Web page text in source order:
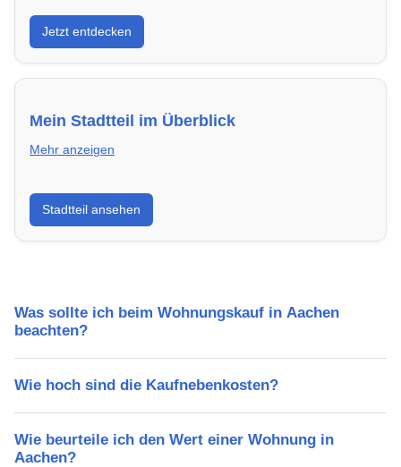
Entdecke Neubauprojekte in Aachen – modern,
energieeffizient und sofort bezugsfertig.
Jetzt entdecken
Mein Stadtteil im Überblick
Mehr anzeigen
Erfahre mehr über deinen Stadtteil in Aachen:
Lebensqualität, Verkehrsanbindung, Schulen,
Freizeitmöglichkeiten und Mietpreise.
Stadtteil ansehen
Was sollte ich beim Wohnungskauf in Aachen
beachten?
Wie hoch sind die Kaufnebenkosten?
Wie beurteile ich den Wert einer Wohnung in
Aachen?